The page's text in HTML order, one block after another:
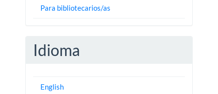
Para bibliotecarios/as
Idioma
English